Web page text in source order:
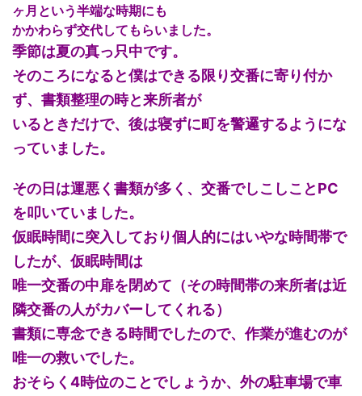
ヶ月という半端な時期にも
かかわらず交代してもらいました。
季節は夏の真っ只中です。
そのころになると僕はできる限り交番に寄り付か
ず、書類整理の時と来所者が
いるときだけで、後は寝ずに町を警邏するようにな
っていました。
その日は運悪く書類が多く、交番でしこしことPC
を叩いていました。
仮眠時間に突入しており個人的にはいやな時間帯で
したが、仮眠時間は
唯一交番の中扉を閉めて（その時間帯の来所者は近
隣交番の人がカバーしてくれる）
書類に専念できる時間でしたので、作業が進むのが
唯一の救いでした。
おそらく4時位のことでしょうか、外の駐車場で車